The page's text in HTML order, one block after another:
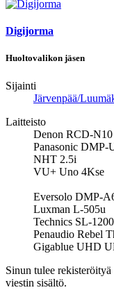
Digijorma
Huoltovalikon jäsen
Sijainti
Järvenpää/
Laitteisto
Denon RCD-N10
Panasonic DMP-
NHT 2.5i
VU+ Uno 4Kse
Eversolo DMP-
Luxman L-505u
Technics SL-
Penaudio Rebel
Gigablue UHD
Sinun tulee
viestin sisältö.